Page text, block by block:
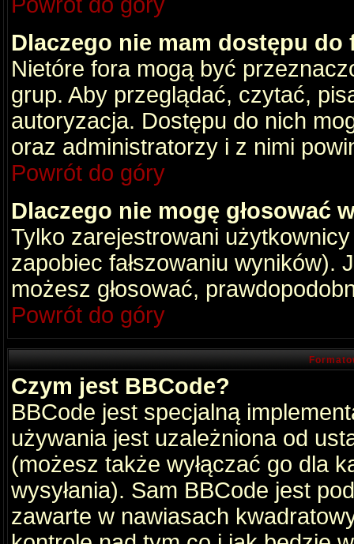
Dlaczego nie mam dostępu do
Nietóre fora mogą być
grup. Aby przeglądać, czytać,
autoryzacja. Dostępu do nich
oraz administratorzy i z nimi
Powrót do góry
Dlaczego nie mogę głosować
Tylko zarejestrowani
zapobiec fałszowaniu wyników).
możesz głosować,
Powrót do góry
Czym jest BBCode?
BBCode jest specjalną
używania jest uzależniona od
(możesz także wyłączać go dla
wysyłania). Sam BBCode jest
zawarte w nawiasach